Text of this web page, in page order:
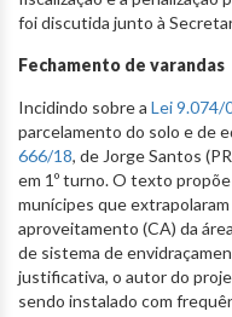
foi discutida junto à
Fechamento de varandas
Incidindo sobre a Lei 9.074/
parcelamento do solo e de
666/18, de Jorge Santos
em 1º turno. O texto
munícipes que
aproveitamento (CA) da
de sistema de
justificativa, o autor do
sendo instalado com